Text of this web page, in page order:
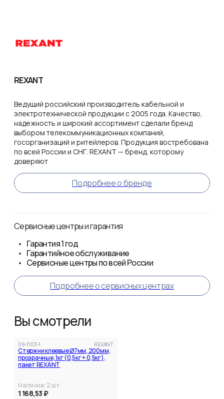
REXANT
Ведущий российский производитель кабельной и
электротехнической продукции с 2005 года. Качество,
надежность и широкий ассортимент сделали бренд
выбором телекоммуникационных компаний,
госорганизаций и ритейлеров. Продукция востребована
по всей России и СНГ. REXANT — бренд, которому
доверяют
Подробнее о бренде
Сервисные центры и гарантия
Гарантия1 год
Гарантийное обслуживание
Сервисные центры по всей России
Подробнее о сервисных центрах
Вы смотрели
09-1103-1 REXANT
Стержни клеевые Ø7мм, 200мм,
прозрачные, 1кг (0,5кг + 0,5кг),
пакет REXANT
Наличие: 2 шт.
1 168,53 ₽